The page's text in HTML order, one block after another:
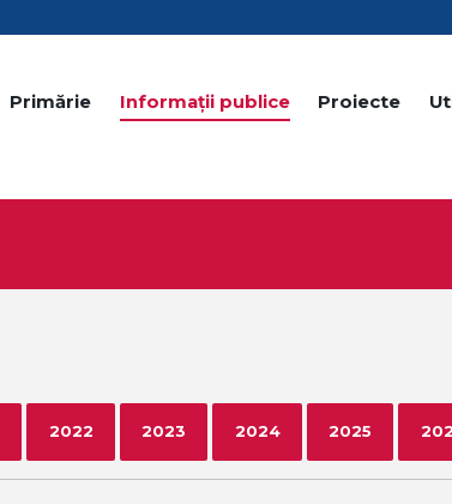
Primărie Informații publice Proiecte
2022 2023 2024 2025